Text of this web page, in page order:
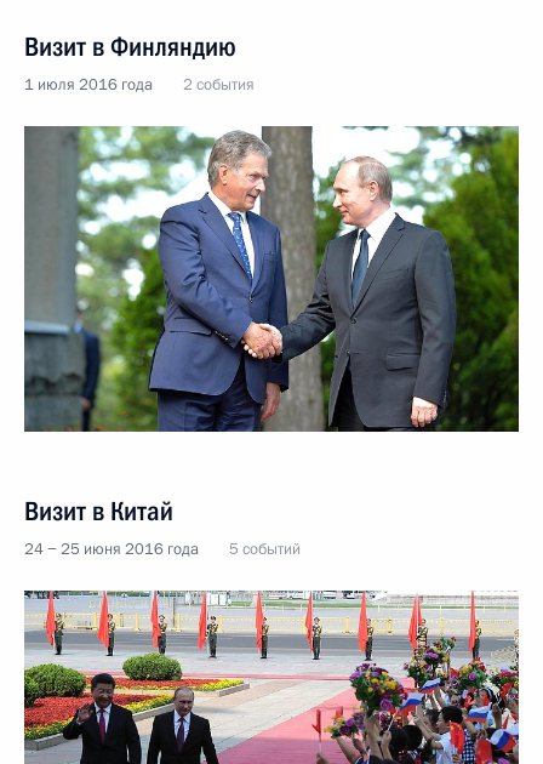
Визит в Финляндию
1 июля 2016 года 2 события
Визит в Китай
24 − 25 июня 2016 года 5 событий